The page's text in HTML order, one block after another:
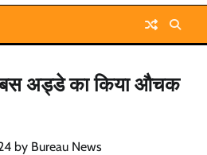
बस अड्डे का किया औचक
by Bureau News